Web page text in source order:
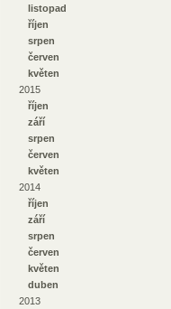
listopad
říjen
srpen
červen
květen
2015
říjen
září
srpen
červen
květen
2014
říjen
září
srpen
červen
květen
duben
2013